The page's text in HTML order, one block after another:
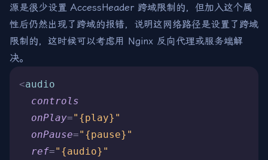
源是很少设置 AccessHeader 跨域限制的，但加入这个属
性后仍然出现了跨域的报错，说明这网络路径是设置了跨域
限制的，这时候可以考虑用 Nginx 反向代理或服务端解
决。
<audio
  controls
  onPlay
="{play}"
  onPause
="{pause}"
  ref
="{audio}"